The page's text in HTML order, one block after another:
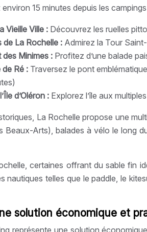
15 minutes depuis les
Vieille Ville : Découvrez les ruelles
de La Rochelle : Admirez la Tour
des Minimes : Profitez d’une balade
de Ré : Traversez le pont
d’Oléron : Explorez l’île aux
La Rochelle propose une
Beaux-Arts), balades à vélo le long
certaines offrant du sable fin
nautiques telles que le paddle, le
solution économique et
représente une solution